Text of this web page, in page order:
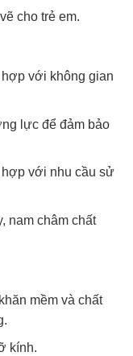
cho trẻ em.
với không gian
lực để đảm bảo
với nhu cầu sử
nam châm chất
mềm và chất
kính.